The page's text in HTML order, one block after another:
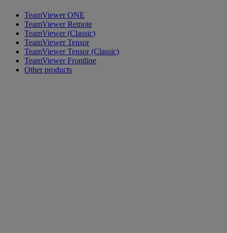
TeamViewer ONE
TeamViewer Remote
TeamViewer (Classic)
TeamViewer Tensor
TeamViewer Tensor (Classic)
TeamViewer Frontline
Other products